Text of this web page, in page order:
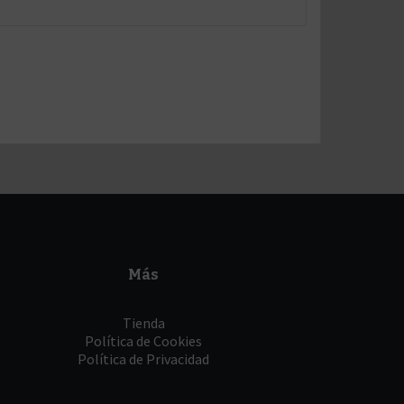
Más
Tienda
Política de Cookies
Política de Privacidad